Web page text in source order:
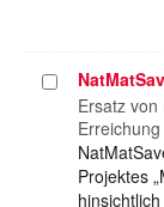
Projekt
auswählen
Ersatz
Projektes